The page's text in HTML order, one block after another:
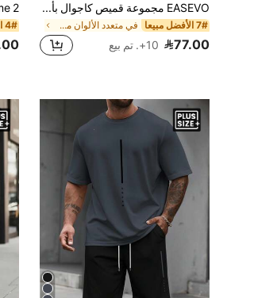
EASEVO مجموعة قميص كاجوال بأكمام قصيرة وبنطال بحبل شد مقاس كبير للرجال، قطعتان
7# الأفضل مبيعا في متعدد الألوان مجموعات تي شيرت للرجال بمقاسات كب
77.00 10+. تم بيع
4# الأفضل مبيعا